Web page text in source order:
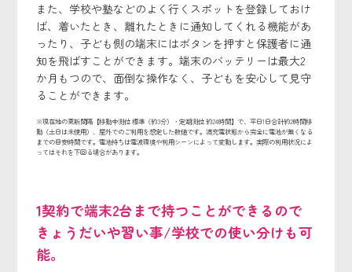
また、学校や塾などのよく行くスポットを登録しておけ
ば、着いたとき、離れたときに通知してくれる機能があ
ったり、子ども側の端末にはボタンを押すと保護者に通
知を飛ばすことができます。端末のバッテリーは最大2
か月もつので、面倒な操作なく、子どもを安心して見守
ることができます。
※現在地の更新間隔【移動中測位 標準（約3分）・定期測位 約24時間】で、平日1日合計約2時間移
動（土日は未使用）、屋外でのご利用を想定した数値です。満充電状態から完全に電池が無くなる
までの目安時間です。電池持ちは電波環境や利用シーンによって変動します。実際の利用状況によ
ってはそれを下回る場合があります。
1契約で端末2台まで持つことができるので
きょうだいや習い事/学校での使い分けも可
能。